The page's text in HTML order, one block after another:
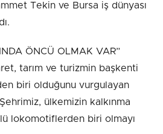
Tekin ve Bursa iş dünyası
ÖNCÜ OLMAK VAR”
tarım ve turizmin başkenti
biri olduğunu vurgulayan
ülkemizin kalkınma
lokomotiflerden biri olmayı